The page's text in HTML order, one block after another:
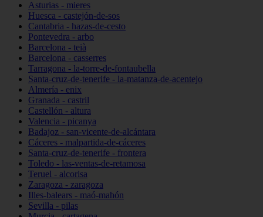
Asturias - mieres
Huesca - castejón-de-sos
Cantabria - hazas-de-cesto
Pontevedra - arbo
Barcelona - teià
Barcelona - casserres
Tarragona - la-torre-de-fontaubella
Santa-cruz-de-tenerife - la-matanza-de-acentejo
Almería - enix
Granada - castril
Castellón - altura
Valencia - picanya
Badajoz - san-vicente-de-alcántara
Cáceres - malpartida-de-cáceres
Santa-cruz-de-tenerife - frontera
Toledo - las-ventas-de-retamosa
Teruel - alcorisa
Zaragoza - zaragoza
Illes-balears - maó-mahón
Sevilla - pilas